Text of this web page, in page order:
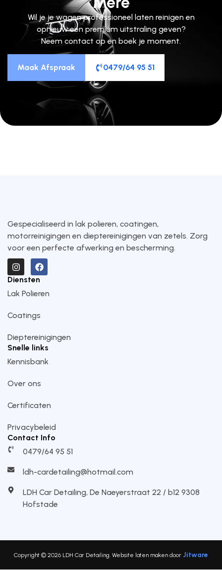
Wil je je wagen professioneel laten reinigen en
opnieuw een premium uitstraling geven?
Neem contact op en boek je moment.
Maak Afspraak 0479/64 95 51
Gespecialiseerd in lak polieren, coatingen,
motorreinigingen en dieptereinigingen van zetels. Zorg
voor een perfecte afwerking en bescherming.
Diensten
Lak Polieren
Coatings
Dieptereinigingen
Snelle links
Kennisbank
Over ons
Certificaten
Privacybeleid
Contact Info
0479/64 95 51
ldh-cardetailing@hotmail.com
LDH Car Detailing, De Naeyerstraat 22 / b12 9308
Hofstade
Copyright © 2026 LDH Car Detailing. Website laten maken door Jitware